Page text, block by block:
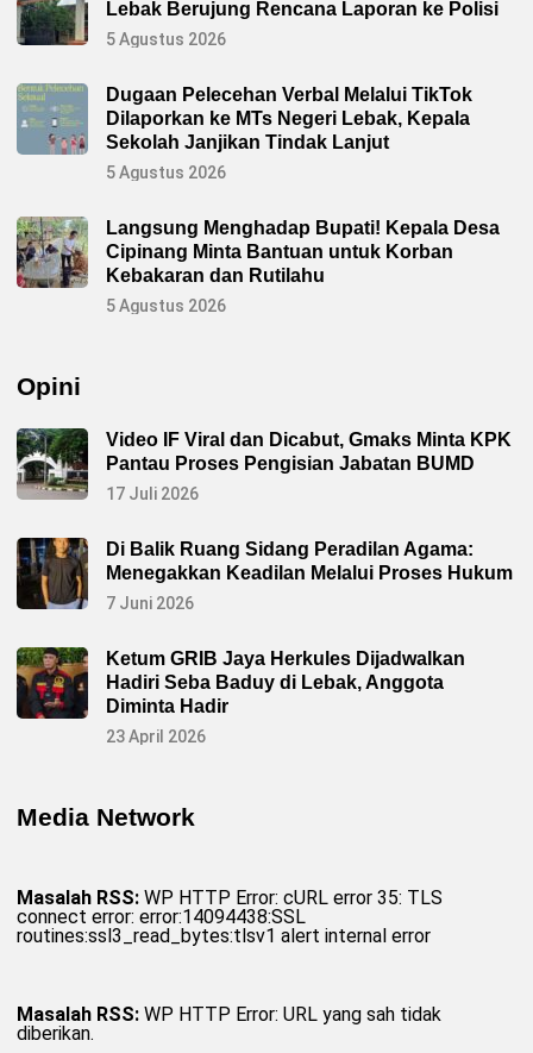
Lebak Berujung Rencana Laporan ke Polisi
5 Agustus 2026
Dugaan Pelecehan Verbal Melalui TikTok
Dilaporkan ke MTs Negeri Lebak, Kepala
Sekolah Janjikan Tindak Lanjut
5 Agustus 2026
Langsung Menghadap Bupati! Kepala Desa
Cipinang Minta Bantuan untuk Korban
Kebakaran dan Rutilahu
5 Agustus 2026
Opini
Video IF Viral dan Dicabut, Gmaks Minta KPK
Pantau Proses Pengisian Jabatan BUMD
17 Juli 2026
Di Balik Ruang Sidang Peradilan Agama:
Menegakkan Keadilan Melalui Proses Hukum
7 Juni 2026
Ketum GRIB Jaya Herkules Dijadwalkan
Hadiri Seba Baduy di Lebak, Anggota
Diminta Hadir
23 April 2026
Media Network
Masalah RSS: WP HTTP Error: cURL error 35: TLS
connect error: error:14094438:SSL
routines:ssl3_read_bytes:tlsv1 alert internal error
Masalah RSS: WP HTTP Error: URL yang sah tidak
diberikan.